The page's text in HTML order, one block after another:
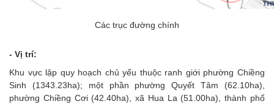
Các trục đường chính
- Vị trí:
Khu vực lập quy hoạch chủ yếu thuộc ranh giới phường Chiềng
Sinh (1343.23ha); một phần phường Quyết Tâm (62.10ha),
phường Chiềng Cơi (42.40ha), xã Hua La (51.00ha), thành phố